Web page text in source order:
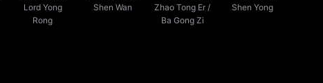
Yu
Lord Yong
Rong
Shen Wan
Tong
Zhao Tong Er /
Ba Gong Zi
Hang
Shen Yong